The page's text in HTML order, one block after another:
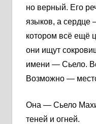
но верный. Его
языков, а сердце
котором всё ещё
они ищут
имени — Сьело.
Возможно —
Она — Сьело
теней и огней.